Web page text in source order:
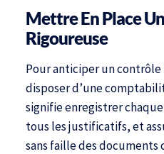
Mettre En Place
Rigoureuse
Pour anticiper un
disposer d’une
signifie enregistrer
tous les justificatifs, et
sans faille des documents